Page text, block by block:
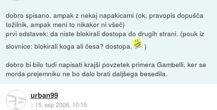
dobro spisano. ampak z nekaj napakicami (ok, pravopis dopušča
tožilnik, ampak meni to nikakor ni všeč)
prvi odstavek: da niste blokirali dostopa do drugih strani. (pouk iz
slovnice: blokirali koga ali česa? dostopa.
)
dobro bi bilo tudi napisati krajši povzetek primera Gambelli. ker se
morda prejemniku ne bo dalo brati daljšega besedila.
urban99
:: 15. sep 2006, 10:15